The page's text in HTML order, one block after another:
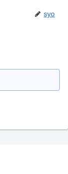
syo